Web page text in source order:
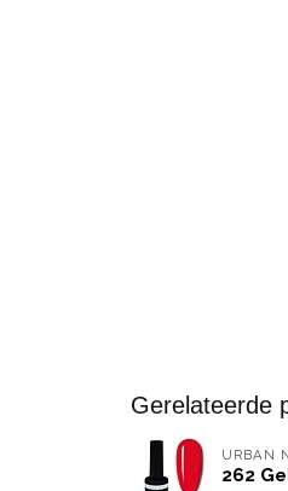
Gerelateerde
URBAN
262